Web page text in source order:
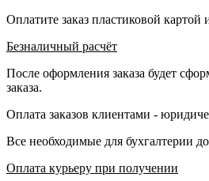
Оплатите заказ пластиковой
Безналичный расчёт
После оформления заказа будет
заказа.
Оплата заказов клиентами -
Все необходимые для бухгалтерии
Оплата курьеру при получении